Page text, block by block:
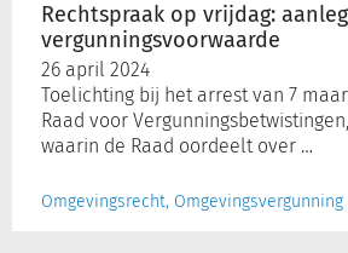
Rechtspraak op vrijdag:
vergunningsvoorwaarde
26 april 2024
Toelichting bij het arrest van 7
Raad voor
waarin de Raad oordeelt over …
Omgevingsrecht, Omgevingsvergunning